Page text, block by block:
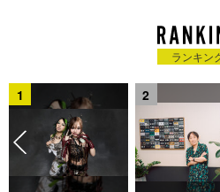
躍進が続く中、12月28日に埼玉・
ワンマンライブを開催。
ランキン
1 2